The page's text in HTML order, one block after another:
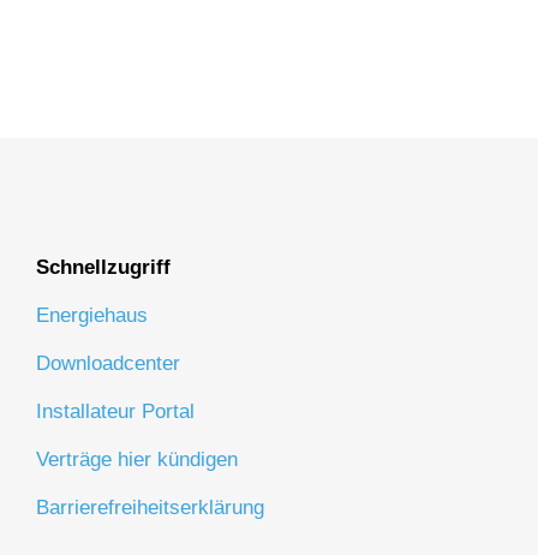
Schnellzugriff
Energiehaus
Downloadcenter
Installateur Portal
Verträge hier kündigen
Barrierefreiheitserklärung